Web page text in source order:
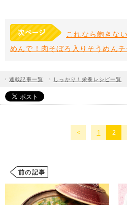
これなら飽きな
めんで！ 肉そぼろ入りそうめんチ
連載記事一覧 しっかり！栄養レシピ一覧
1 2
前の記事